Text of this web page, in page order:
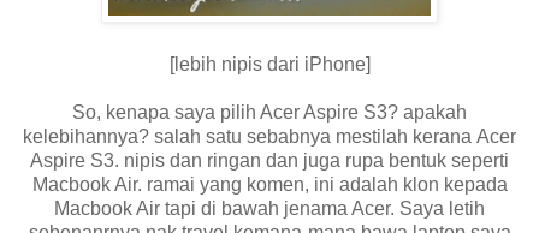
[lebih nipis dari iPhone]
So, kenapa saya pilih Acer Aspire S3? apakah
kelebihannya? salah satu sebabnya mestilah kerana Acer
Aspire S3. nipis dan ringan dan juga rupa bentuk seperti
Macbook Air. ramai yang komen, ini adalah klon kepada
Macbook Air tapi di bawah jenama Acer. Saya letih